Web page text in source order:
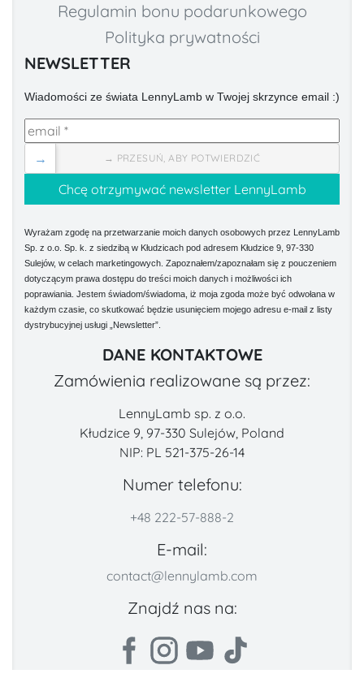
Regulamin bonu podarunkowego
Polityka prywatności
NEWSLETTER
Wiadomości ze świata LennyLamb w Twojej skrzynce email :)
→ PRZESUŃ, ABY POTWIERDZIĆ
→
Wyrażam zgodę na przetwarzanie moich danych osobowych przez LennyLamb
Sp. z o.o. Sp. k. z siedzibą w Kłudzicach pod adresem Kłudzice 9, 97-330
Sulejów, w celach marketingowych. Zapoznałem/zapoznałam się z pouczeniem
dotyczącym prawa dostępu do treści moich danych i możliwości ich
poprawiania. Jestem świadom/świadoma, iż moja zgoda może być odwołana w
każdym czasie, co skutkować będzie usunięciem mojego adresu e-mail z listy
dystrybucyjnej usługi „Newsletter”.
DANE KONTAKTOWE
Zamówienia realizowane są przez:
LennyLamb sp. z o.o.
Kłudzice 9, 97-330 Sulejów, Poland
NIP: PL 521-375-26-14
Numer telefonu:
+48 222-57-888-2
E-mail:
contact@lennylamb.com
Znajdź nas na: